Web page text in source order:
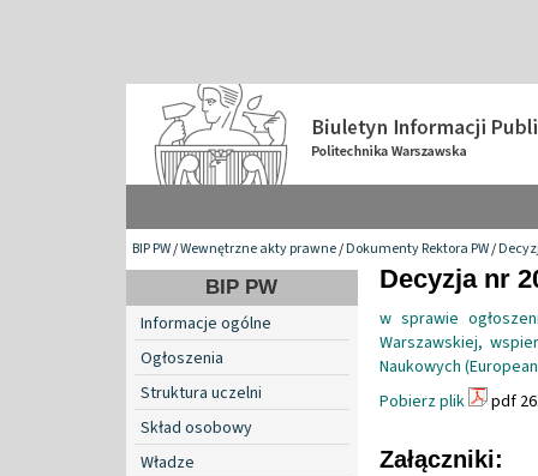
BIP PW/Wewnętrzne akty prawne/Dokumenty Rektora PW/
BIP PW
Informacje ogólne
Ogłoszenia
Struktura uczelni
Skład osobowy
Władze
Decyzja nr
w sprawie
Warszawskiej,
Naukowych
Pobierz plik
pdf
Załączniki: